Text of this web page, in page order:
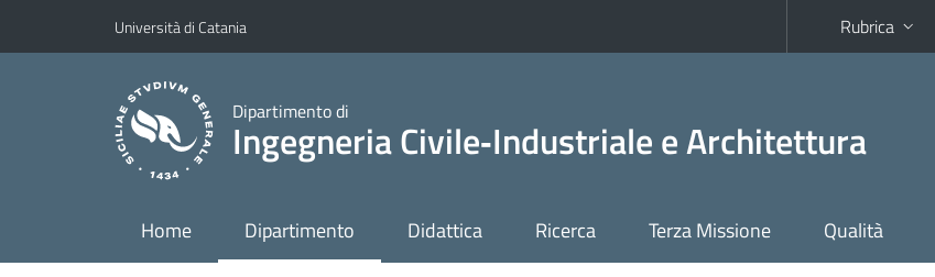
Vai al contenuto principale
Vai al menu di navigazione
Università di Catania Rubrica
Dipartimento di
Ingegneria Civile‑Industriale e Architettura
Home Dipartimento Didattica Ricerca Terza Missione Qualità